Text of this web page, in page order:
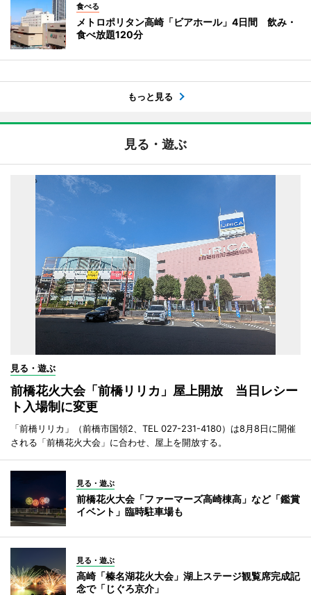
食べる
メトロポリタン高崎「ビアホール」4日間 飲み・
食べ放題120分
もっと見る
見る・遊ぶ
見る・遊ぶ
前橋花火大会「前橋リリカ」屋上開放 当日レシー
ト入場制に変更
「前橋リリカ」（前橋市国領2、TEL 027-231-4180）は8月8日に開催
される「前橋花火大会」に合わせ、屋上を開放する。
見る・遊ぶ
前橋花火大会「ファーマーズ高崎棟高」など「鑑賞
イベント」臨時駐車場も
見る・遊ぶ
高崎「榛名湖花火大会」湖上ステージ観覧席完成記
念で「じぐろ京介」